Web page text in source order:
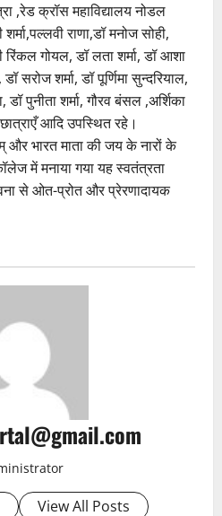
,रेड क्रॉस महाविद्यालय नोडल
शर्मा,पल्लवी राणा,डॉ मनोज सोही,
रिंकल गोयल, डॉ लता शर्मा, डॉ आशा
सरोज शर्मा, डॉ पूर्णिमा सुन्दरियाल,
पुनीता शर्मा, गौरव बंसल ,अर्शिका
आदि उपस्थित रहे।
और भारत माता की जय के नारों के
में मनाया गया यह स्वतंत्रता
से ओत-प्रोत और प्रेरणादायक
View All Posts